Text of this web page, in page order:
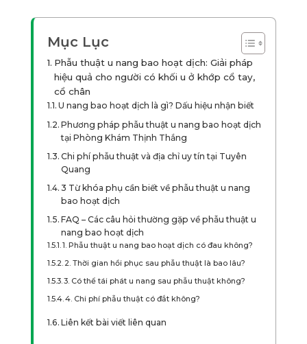
Mục Lục
Phẫu thuật u nang bao hoạt dịch: Giải pháp
hiệu quả cho người có khối u ở khớp cổ tay,
cổ chân
U nang bao hoạt dịch là gì? Dấu hiệu nhận biết
Phương pháp phẫu thuật u nang bao hoạt dịch
tại Phòng Khám Thịnh Thắng
Chi phí phẫu thuật và địa chỉ uy tín tại Tuyên
Quang
3 Từ khóa phụ cần biết về phẫu thuật u nang
bao hoạt dịch
FAQ – Các câu hỏi thường gặp về phẫu thuật u
nang bao hoạt dịch
1. Phẫu thuật u nang bao hoạt dịch có đau không?
2. Thời gian hồi phục sau phẫu thuật là bao lâu?
3. Có thể tái phát u nang sau phẫu thuật không?
4. Chi phí phẫu thuật có đắt không?
Liên kết bài viết liên quan